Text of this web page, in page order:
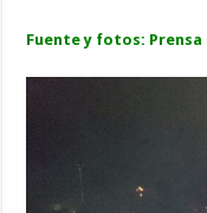
Fuente y fotos: Prensa